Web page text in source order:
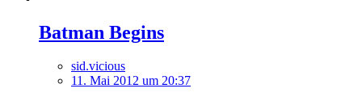
Batman Begins
sid.vicious
11. Mai 2012 um 20:37